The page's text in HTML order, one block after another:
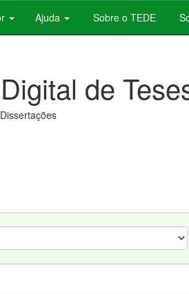
Ajuda Sobre o TEDE
de